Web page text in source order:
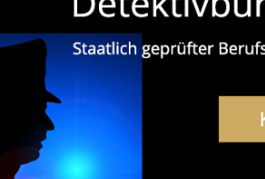
zuständigen
Stellen
zur
Kenntnis
bringen,
Freiheitsstrafe